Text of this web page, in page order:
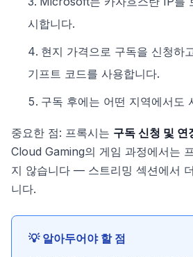
시합니다.
현지 가격으로 구독을 신청하
기프트 코드를 사용합니다.
구독 후에는 어떤 지역에서도
중요한 점: 프록시는 구독 신청 및 연
Cloud Gaming의 게임 과정에서는
지 않습니다 — 스트리밍 섹션에서
니다.
💡 알아두어야 할 점